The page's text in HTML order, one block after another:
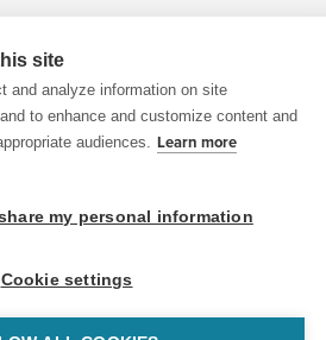
site
and analyze information on site
to enhance and customize content and
audiences. Learn more
my personal information
Cookie settings